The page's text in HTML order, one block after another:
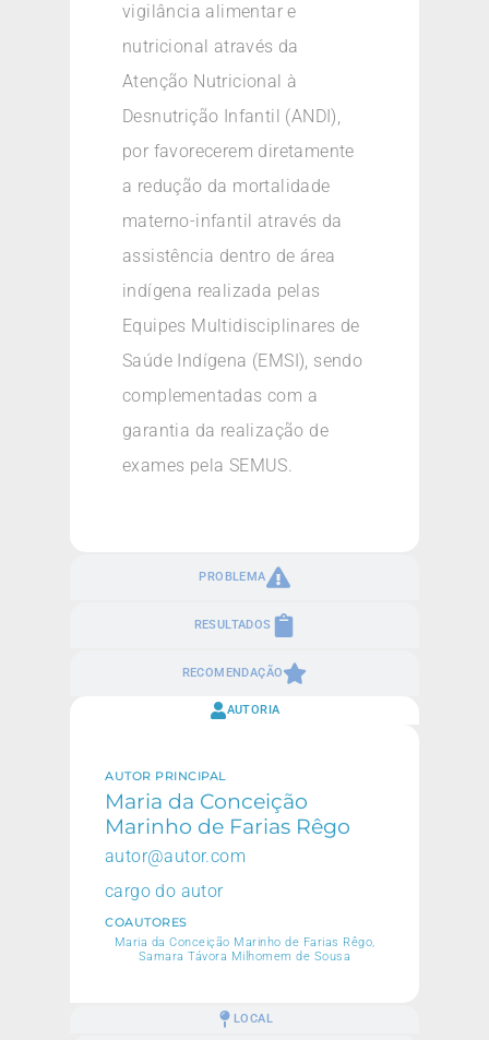
PROBLEMA
RESULTADOS
RECOMENDAÇÃO
vigilância alimentar e
nutricional através da
Atenção Nutricional à
Desnutrição Infantil (ANDI),
por favorecerem diretamente
a redução da mortalidade
materno-infantil através da
assistência dentro de área
indígena realizada pelas
Equipes Multidisciplinares de
Saúde Indígena (EMSI), sendo
complementadas com a
garantia da realização de
exames pela SEMUS.
AUTORIA
LOCAL
AUTOR PRINCIPAL
Maria da Conceição
Marinho de Farias Rêgo
autor@autor.com
cargo do autor
COAUTORES
Maria da Conceição Marinho de Farias Rêgo,
Samara Távora Milhomem de Sousa